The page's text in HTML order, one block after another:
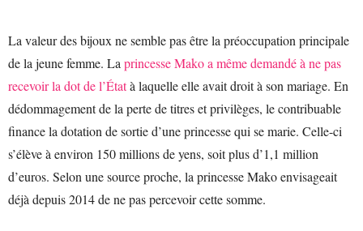
La valeur des bijoux ne semble pas être la préoccupation principale
de la jeune femme. La princesse Mako a même demandé à ne pas
recevoir la dot de l’Étatà laquelle elle avait droit à son mariage. En
dédommagement de la perte de titres et privilèges, le contribuable
finance la dotation de sortie d’une princesse qui se marie. Celle-ci
s’élève à environ 150 millions de yens, soit plus d’1,1 million
d’euros. Selon une source proche, la princesse Mako envisageait
déjà depuis 2014 de ne pas percevoir cette somme.